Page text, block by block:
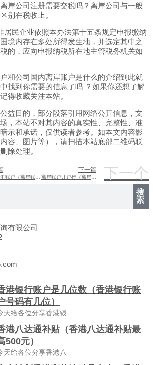
岸公司注册需要交税吗？离岸公司与一般
别在税收上。
居民企业依照本办法第十五条规定申报缴纳
境内存在多处所得发生地，并选定其中之
的，应向申报纳税所在地主管税务机关如
和公司国内离岸账户是什么的介绍到此就
找到你需要的信息了吗 ？如果你还想了解
得收藏关注本站。
益目的，部分段落引用网络公开信息，文
，本站不对其内容的真实性、完整性、准
示和承诺，仅供读者参考。如本文内容影
容、图片等），请扫描本站底部二维码联
除处理。
离岸结汇账户（离岸账户 结汇）
下一篇
离岸账户开户行（离岸账户开户银行） 下一个
搜
索
有限公司
港银行账户是几位数（香港银行账
号码有几位）
天给各位分享香港银
港八达通补贴（香港八达通补贴最
500元）
天给各位分享香港八